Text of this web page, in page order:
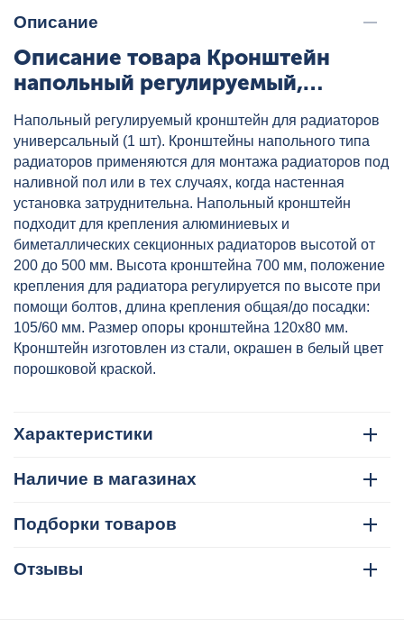
Описание
Описание товара Кронштейн
напольный регулируемый,
артикул: К11.8
Напольный регулируемый кронштейн для радиаторов
универсальный (1 шт). Кронштейны напольного типа
радиаторов применяются для монтажа радиаторов под
наливной пол или в тех случаях, когда настенная
установка затруднительна. Напольный кронштейн
подходит для крепления алюминиевых и
биметаллических секционных радиаторов высотой от
200 до 500 мм. Высота кронштейна 700 мм, положение
крепления для радиатора регулируется по высоте при
помощи болтов, длина крепления общая/до посадки:
105/60 мм. Размер опоры кронштейна 120х80 мм.
Кронштейн изготовлен из стали, окрашен в белый цвет
порошковой краской.
Характеристики
Наличие в магазинах
Подборки товаров
Отзывы